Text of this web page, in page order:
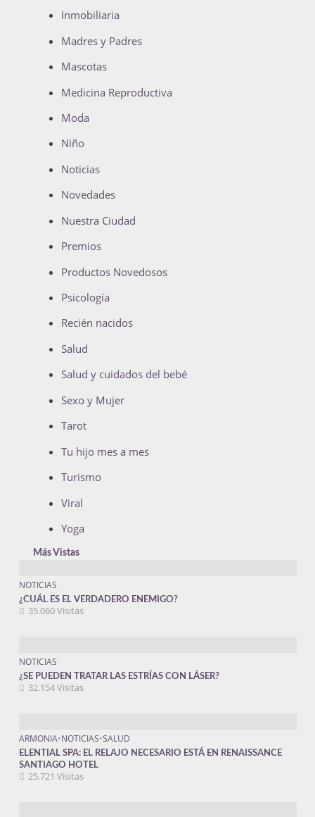
Inmobiliaria
Madres y Padres
Mascotas
Medicina Reproductiva
Moda
Niño
Noticias
Novedades
Nuestra Ciudad
Premios
Productos Novedosos
Psicología
Recién nacidos
Salud
Salud y cuidados del bebé
Sexo y Mujer
Tarot
Tu hijo mes a mes
Turismo
Viral
Yoga
Más Vistas
NOTICIAS
¿CUÁL ES EL VERDADERO ENEMIGO?
35.060 Visitas
NOTICIAS
¿SE PUEDEN TRATAR LAS ESTRÍAS CON LÁSER?
32.154 Visitas
ARMONIA•NOTICIAS•SALUD
ELENTIAL SPA: EL RELAJO NECESARIO ESTÁ EN RENAISSANCE
SANTIAGO HOTEL
25.721 Visitas